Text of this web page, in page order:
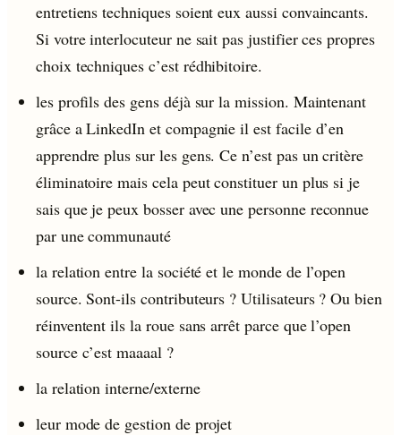
entretiens techniques soient eux aussi convaincants.
Si votre interlocuteur ne sait pas justifier ces propres
choix techniques c’est rédhibitoire.
les profils des gens déjà sur la mission. Maintenant
grâce a LinkedIn et compagnie il est facile d’en
apprendre plus sur les gens. Ce n’est pas un critère
éliminatoire mais cela peut constituer un plus si je
sais que je peux bosser avec une personne reconnue
par une communauté
la relation entre la société et le monde de l’open
source. Sont-ils contributeurs ? Utilisateurs ? Ou bien
réinventent ils la roue sans arrêt parce que l’open
source c’est maaaal ?
la relation interne/externe
leur mode de gestion de projet